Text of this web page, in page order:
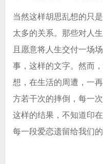
当然这样胡思乱想的只
太多的关系。那些对人
且愿意将人生交付一场
事，这样的文字。然而
想，在生活的周遭，一
方若干次的摔倒，每一
这样的结果，不知道印
每一段爱恋遗留给我们的